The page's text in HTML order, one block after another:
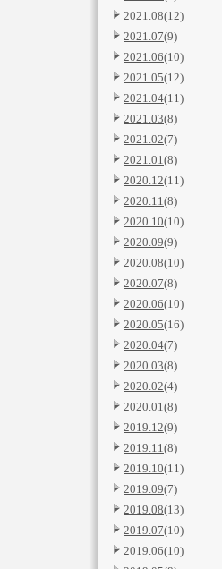
2021.08(12)
2021.07(9)
2021.06(10)
2021.05(12)
2021.04(11)
2021.03(8)
2021.02(7)
2021.01(8)
2020.12(11)
2020.11(8)
2020.10(10)
2020.09(9)
2020.08(10)
2020.07(8)
2020.06(10)
2020.05(16)
2020.04(7)
2020.03(8)
2020.02(4)
2020.01(8)
2019.12(9)
2019.11(8)
2019.10(11)
2019.09(7)
2019.08(13)
2019.07(10)
2019.06(10)